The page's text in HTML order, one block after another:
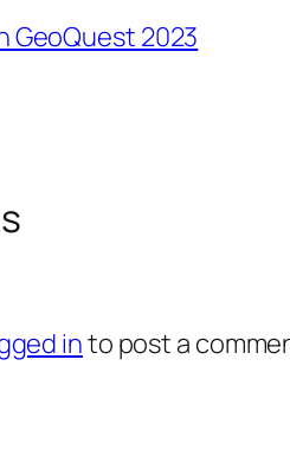
GeoQuest 2023
into post a